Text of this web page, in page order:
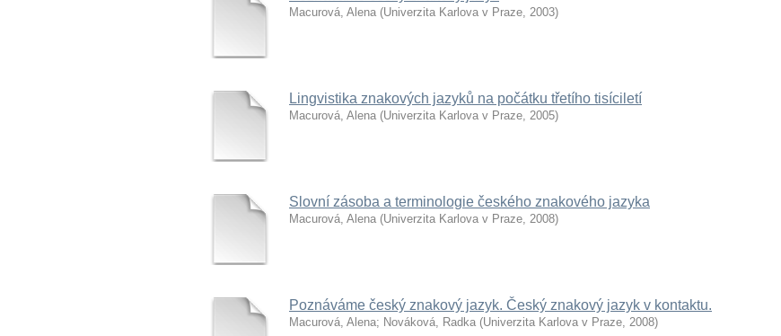
Macurová, Alena (Univerzita Karlova v Praze, 2003)
Lingvistika znakových jazyků na počátku třetího tisíciletí
Macurová, Alena (Univerzita Karlova v Praze, 2005)
Slovní zásoba a terminologie českého znakového jazyka
Macurová, Alena (Univerzita Karlova v Praze, 2008)
Poznáváme český znakový jazyk. Český znakový jazyk v kontaktu.
Macurová, Alena; Nováková, Radka (Univerzita Karlova v Praze, 2008)